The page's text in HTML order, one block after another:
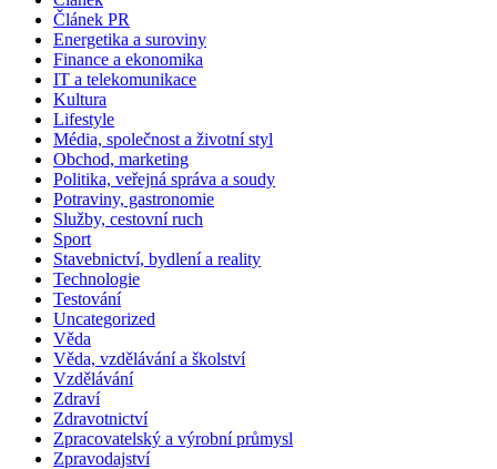
Článek PR
Energetika a suroviny
Finance a ekonomika
IT a telekomunikace
Kultura
Lifestyle
Média, společnost a životní styl
Obchod, marketing
Politika, veřejná správa a soudy
Potraviny, gastronomie
Služby, cestovní ruch
Sport
Stavebnictví, bydlení a reality
Technologie
Testování
Uncategorized
Věda
Věda, vzdělávání a školství
Vzdělávání
Zdraví
Zdravotnictví
Zpracovatelský a výrobní průmysl
Zpravodajství